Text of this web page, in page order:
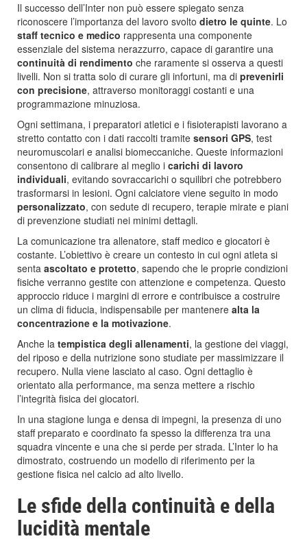
Il successo dell’Inter non può essere spiegato senza
riconoscere l’importanza del lavoro svolto dietro le quinte. Lo
staff tecnico e medico rappresenta una componente
essenziale del sistema nerazzurro, capace di garantire una
continuità di rendimento che raramente si osserva a questi
livelli. Non si tratta solo di curare gli infortuni, ma di prevenirli
con precisione, attraverso monitoraggi costanti e una
programmazione minuziosa.
Ogni settimana, i preparatori atletici e i fisioterapisti lavorano a
stretto contatto con i dati raccolti tramite sensori GPS, test
neuromuscolari e analisi biomeccaniche. Queste informazioni
consentono di calibrare al meglio i carichi di lavoro
individuali, evitando sovraccarichi o squilibri che potrebbero
trasformarsi in lesioni. Ogni calciatore viene seguito in modo
personalizzato, con sedute di recupero, terapie mirate e piani
di prevenzione studiati nei minimi dettagli.
La comunicazione tra allenatore, staff medico e giocatori è
costante. L’obiettivo è creare un contesto in cui ogni atleta si
senta ascoltato e protetto, sapendo che le proprie condizioni
fisiche verranno gestite con attenzione e competenza. Questo
approccio riduce i margini di errore e contribuisce a costruire
un clima di fiducia, indispensabile per mantenere alta la
concentrazione e la motivazione.
Anche la tempistica degli allenamenti, la gestione dei viaggi,
del riposo e della nutrizione sono studiate per massimizzare il
recupero. Nulla viene lasciato al caso. Ogni dettaglio è
orientato alla performance, ma senza mettere a rischio
l’integrità fisica dei giocatori.
In una stagione lunga e densa di impegni, la presenza di uno
staff preparato e coordinato fa spesso la differenza tra una
squadra vincente e una che si perde per strada. L’Inter lo ha
dimostrato, costruendo un modello di riferimento per la
gestione fisica nel calcio ad alto livello.
Le sfide della continuità e della
lucidità mentale